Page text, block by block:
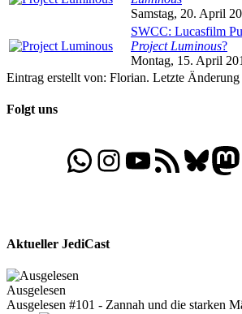
Samstag, 20. April
SWCC: Lucasfilm
Project Luminous?
Montag, 15. April
Eintrag erstellt von: Florian. Letzte
Folgt uns
WhatsApp
Folgt uns auf Instagram
Besucht unseren YouTube-Kanal
RSS-FeedFolgt
Aktueller JediCast
Ausgelesen
Ausgelesen #101 - Zannah und die starken